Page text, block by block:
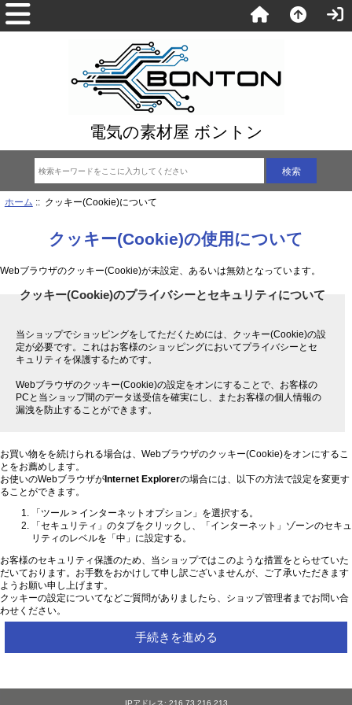
電気の素材屋 ボントン
ホーム :: クッキー(Cookie)について
クッキー(Cookie)の使用について
Webブラウザのクッキー(Cookie)が未設定、あるいは無効となっています。
クッキー(Cookie)のプライバシーとセキュリティについて
当ショップでショッピングをしてただくためには、クッキー(Cookie)の設
定が必要です。これはお客様のショッピングにおいてプライバシーとセ
キュリティを保護するためです。
Webブラウザのクッキー(Cookie)の設定をオンにすることで、お客様の
PCと当ショップ間のデータ送受信を確実にし、またお客様の個人情報の
漏洩を防止することができます。
お買い物をを続けられる場合は、Webブラウザのクッキー(Cookie)をオンにするこ
とをお薦めします。
お使いのWebブラウザがInternet Explorerの場合には、以下の方法で設定を変更す
ることができます。
「ツール > インターネットオプション」を選択する。
「セキュリティ」のタブをクリックし、「インターネット」ゾーンのセキュ
リティのレベルを「中」に設定する。
お客様のセキュリティ保護のため、当ショップではこのような措置をとらせていた
だいております。お手数をおかけして申し訳ございませんが、ご了承いただきます
ようお願い申し上げます。
クッキーの設定についてなどご質問がありましたら、ショップ管理者までお問い合
わせください。
手続きを進める
IPアドレス: 216.73.216.213